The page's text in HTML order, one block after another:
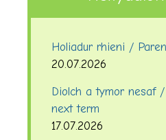
Holiadur rhieni /
20.07.2026
Diolch a tymor nesaf
next term
17.07.2026